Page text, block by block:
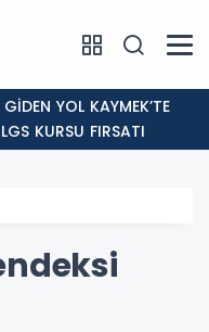
KURSU FIRSATI